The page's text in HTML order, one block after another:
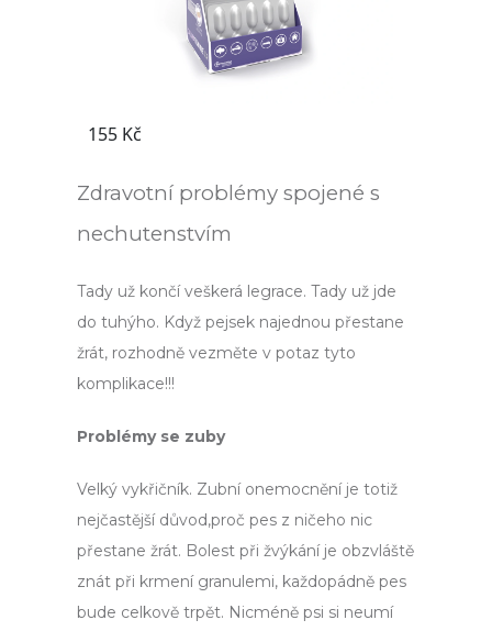
Zdravotní problémy spojené s
nechutenstvím
Tady už končí veškerá legrace. Tady už jde
do tuhýho. Když pejsek najednou přestane
žrát, rozhodně vezměte v potaz tyto
komplikace!!!
Problémy se zuby
Velký vykřičník. Zubní onemocnění je totiž
nejčastější důvod,proč pes z ničeho nic
přestane žrát. Bolest při žvýkání je obzvláště
znát při krmení granulemi, každopádně pes
bude celkově trpět. Nicméně psi si neumí